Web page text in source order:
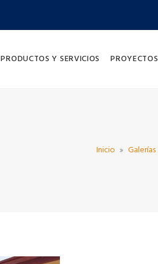
PRODUCTOS Y SERVICIOS PROYECTOS
Inicio Galerías